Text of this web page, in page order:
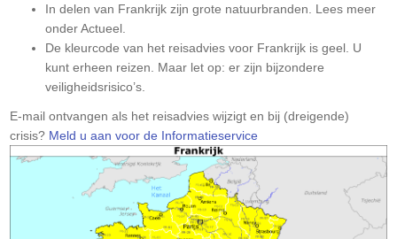
In delen van Frankrijk zijn grote natuurbranden. Lees meer
onder Actueel.
De kleurcode van het reisadvies voor Frankrijk is geel. U
kunt erheen reizen. Maar let op: er zijn bijzondere
veiligheidsrisico’s.
Let
op:
E-mail ontvangen als het reisadvies wijzigt en bij (dreigende)
crisis? Meld u aan voor de Informatieservice